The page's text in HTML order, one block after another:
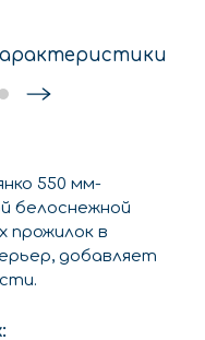
550 мм-
белоснежной
прожилок в
добавляет